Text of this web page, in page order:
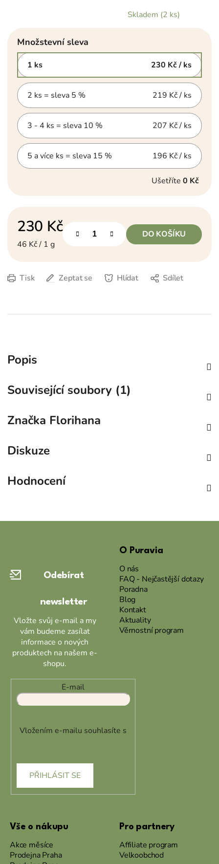
Skladem (2 ks)
Množstevní sleva
1 ks 230 Kč/ ks
2 ks = sleva 5 % 219 Kč/ ks
3 - 4 ks = sleva 10 % 207 Kč/ ks
5 a více ks = sleva 15 % 196 Kč/ ks
Ušetříte 0 Kč
230 Kč
Měrná cena:
46 Kč / 1 g
DO KOŠÍKU
Tisk Zeptat se Hlídat Sdílet
Popis
Související soubory (1)
Značka Florihana
Diskuze
Hodnocení
Odebírat
newsletter
Vložte svůj e-mail a my
vám budeme zasílat
informace o nových
produktech na našem e-
shopu.
E-mail
Vložením e-mailu souhlasíte s
PŘIHLÁSIT SE
O Puravia
O nás
FAQ - Nejčastější dotazy
Poradna
Blog
Kontakt
Aktuality
Věrnostní program
Vše o nákupu
Akce měsíce
Prodejna Praha
Pro partnery
Affiliate program
Velkoobchod